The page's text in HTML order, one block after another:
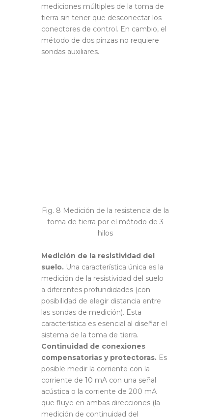
mediciones múltiples de la toma de
tierra sin tener que desconectar los
conectores de control. En cambio, el
método de dos pinzas no requiere
sondas auxiliares.
Fig. 8 Medición de la resistencia de la
toma de tierra por el método de 3
hilos
Medición de la resistividad del
suelo. Una característica única es la
medición de la resistividad del suelo
a diferentes profundidades (con
posibilidad de elegir distancia entre
las sondas de medición). Esta
característica es esencial al diseñar el
sistema de la toma de tierra.
Continuidad de conexiones
compensatorias y protectoras. Es
posible medir la corriente con la
corriente de 10 mA con una señal
acústica o la corriente de 200 mA
que fluye en ambas direcciones (la
medición de continuidad del